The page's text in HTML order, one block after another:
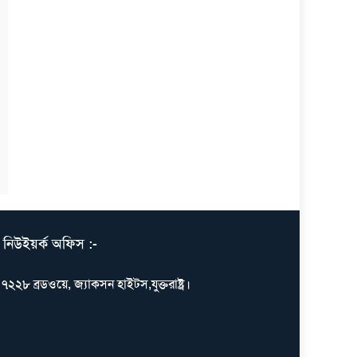
নিউইয়র্ক অফিস :-
৭২২৮ ব্রডওয়ে, জ্যাকসন হাইটস,যুক্তরাষ্ট্র।